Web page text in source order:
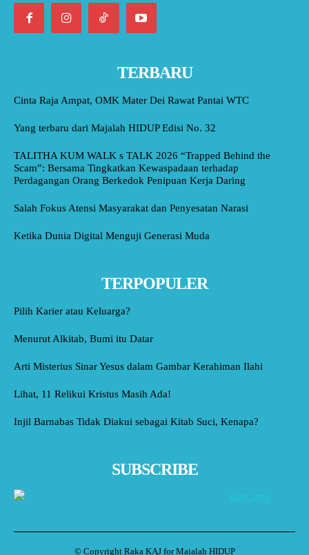
TERBARU
Cinta Raja Ampat, OMK Mater Dei Rawat Pantai WTC
Yang terbaru dari Majalah HIDUP Edisi No. 32
TALITHA KUM WALK s TALK 2026 “Trapped Behind the
Scam”: Bersama Tingkatkan Kewaspadaan terhadap
Perdagangan Orang Berkedok Penipuan Kerja Daring
Salah Fokus Atensi Masyarakat dan Penyesatan Narasi
Ketika Dunia Digital Menguji Generasi Muda
TERPOPULER
Pilih Karier atau Keluarga?
Menurut Alkitab, Bumi itu Datar
Arti Misterius Sinar Yesus dalam Gambar Kerahiman Ilahi
Lihat, 11 Relikui Kristus Masih Ada!
Injil Barnabas Tidak Diakui sebagai Kitab Suci, Kenapa?
SUBSCRIBE
© Copyright Raka KAJ for Majalah HIDUP